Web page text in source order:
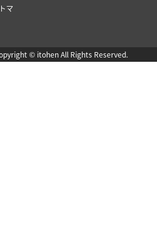
マ
© itohen All Rights Reserved.